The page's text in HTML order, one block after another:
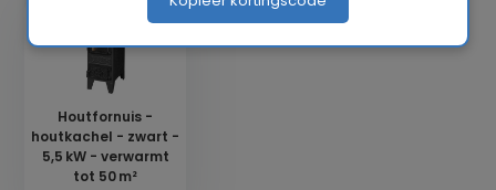
Houtfornuis -
houtkachel - zwart -
5,5 kW - verwarmt
tot 50 m²